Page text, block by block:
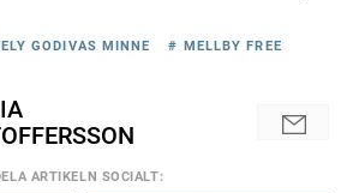
GODIVAS MINNE # MELLBY FREE
ARTIKELN SOCIALT: